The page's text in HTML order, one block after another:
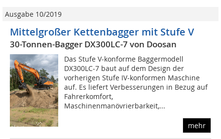
Ausgabe 10/2019
Mittelgroßer Kettenbagger mit Stufe V
30-Tonnen-Bagger DX300LC-7 von Doosan
Das Stufe V-konforme Baggermodell
DX300LC-7 baut auf dem Design der
vorherigen Stufe IV-konformen Maschine
auf. Es liefert Verbesserungen in Bezug auf
Fahrerkomfort,
Maschinenmanövrierbarkeit,...
mehr